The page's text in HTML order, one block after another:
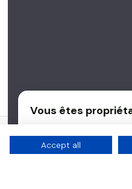
Vous êtes
génération avec
Accept all